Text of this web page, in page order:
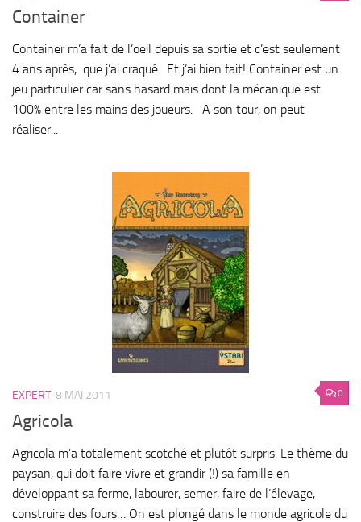
Container
Container m’a fait de l’oeil depuis sa sortie et c’est seulement
4 ans après, que j’ai craqué. Et j’ai bien fait! Container est un
jeu particulier car sans hasard mais dont la mécanique est
100% entre les mains des joueurs. A son tour, on peut
réaliser...
0
EXPERT 8 MAI 2011
Agricola
Agricola m’a totalement scotché et plutôt surpris. Le thème du
paysan, qui doit faire vivre et grandir (!) sa famille en
développant sa ferme, labourer, semer, faire de l’élevage,
construire des fours… On est plongé dans le monde agricole du